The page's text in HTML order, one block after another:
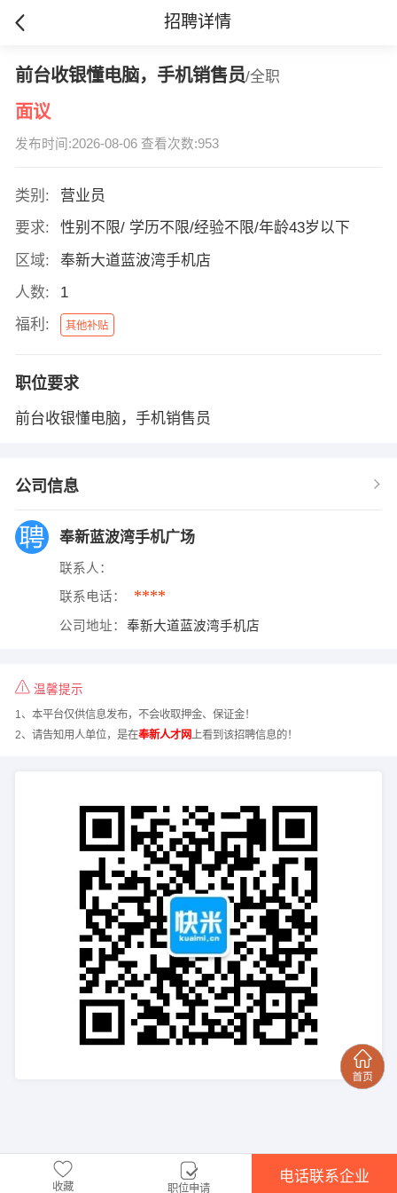
招聘详情
前台收银懂电脑，手机销售员/全职
面议
发布时间:2026-08-06 查看次数:953
类别:
营业员
要求:
性别不限/ 学历不限/经验不限/年龄43岁以下
区域:
奉新大道蓝波湾手机店
人数:
1
福利:
其他补贴
职位要求
前台收银懂电脑，手机销售员
公司信息
奉新蓝波湾手机广场
联系人：
联系电话： ****
公司地址： 奉新大道蓝波湾手机店
温馨提示
1、本平台仅供信息发布，不会收取押金、保证金！
2、请告知用人单位，是在奉新人才网 上看到该招聘信息的！
收藏 职位申请
电话联系企业